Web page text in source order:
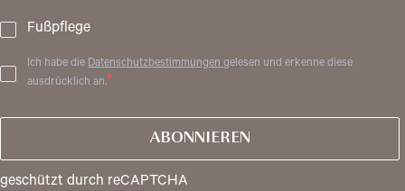
Fußpflege
Ich habe die Datenschutzbestimmungengelesen und erkenne diese
ausdrücklich an.
ABONNIEREN
geschützt durch reCAPTCHA